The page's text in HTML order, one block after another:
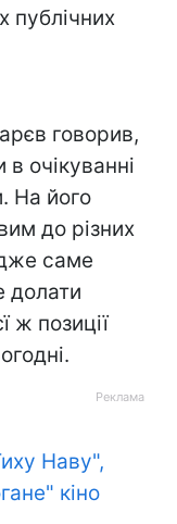
публічних
говорив,
очікуванні
На його
до різних
саме
долати
ж позиції
Наву",
кіно